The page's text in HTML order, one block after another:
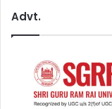
Advt.